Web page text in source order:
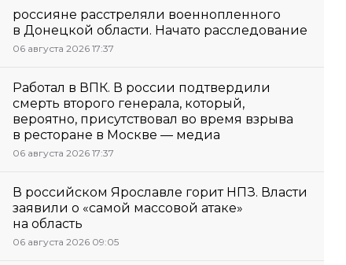
россияне расстреляли военнопленного
в Донецкой области. Начато расследование
06 августа 2026 17:37
Работал в ВПК. В россии подтвердили
смерть второго генерала, который,
вероятно, присутствовал во время взрыва
в ресторане в Москве — медиа
06 августа 2026 17:37
В российском Ярославле горит НПЗ. Власти
заявили о «самой массовой атаке»
на область
06 августа 2026 09:05